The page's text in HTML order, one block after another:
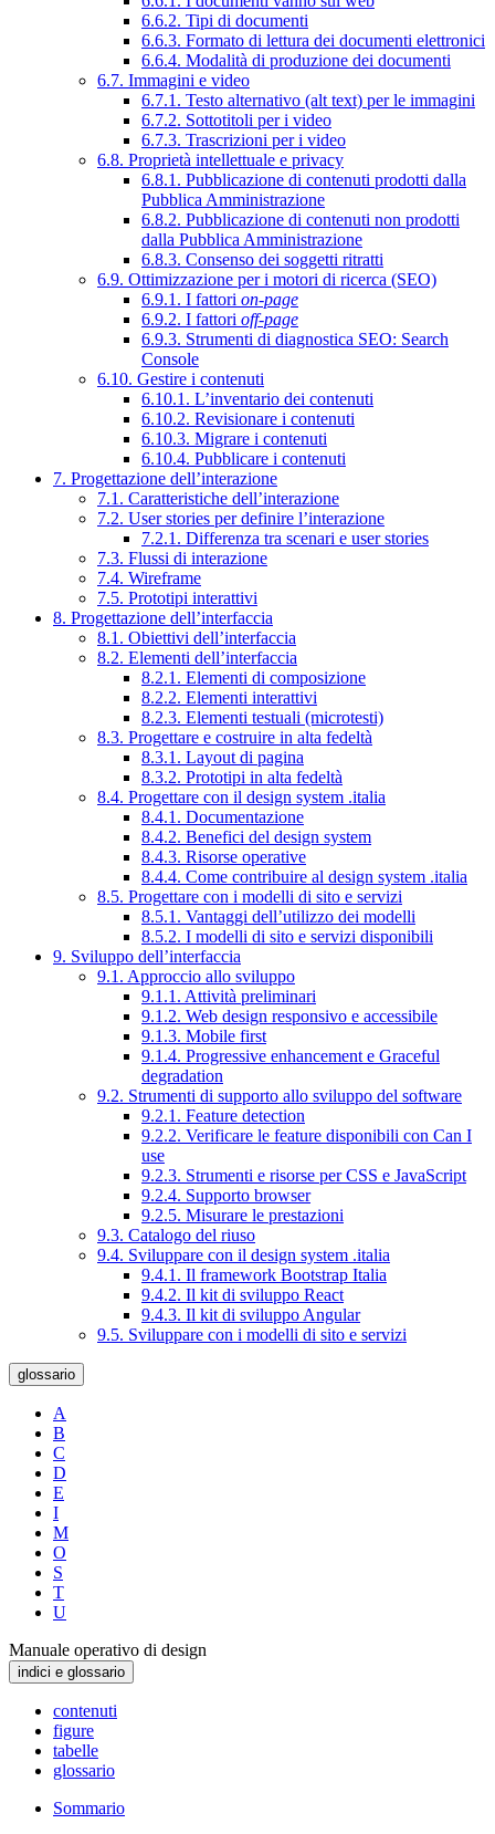
6.6.2. Tipi di documenti
6.6.3. Formato di lettura dei documenti elettronici
6.6.4. Modalità di produzione dei documenti
6.7. Immagini e video
6.7.1. Testo alternativo (alt text) per le immagini
6.7.2. Sottotitoli per i video
6.7.3. Trascrizioni per i video
6.8. Proprietà intellettuale e privacy
6.8.1. Pubblicazione di contenuti prodotti dalla
Pubblica Amministrazione
6.8.2. Pubblicazione di contenuti non prodotti
dalla Pubblica Amministrazione
6.8.3. Consenso dei soggetti ritratti
6.9. Ottimizzazione per i motori di ricerca (SEO)
6.9.1. I fattori on-page
6.9.2. I fattori off-page
6.9.3. Strumenti di diagnostica SEO: Search
Console
6.10. Gestire i contenuti
6.10.1. L’inventario dei contenuti
6.10.2. Revisionare i contenuti
6.10.3. Migrare i contenuti
6.10.4. Pubblicare i contenuti
7. Progettazione dell’interazione
7.1. Caratteristiche dell’interazione
7.2. User stories per definire l’interazione
7.2.1. Differenza tra scenari e user stories
7.3. Flussi di interazione
7.4. Wireframe
7.5. Prototipi interattivi
8. Progettazione dell’interfaccia
8.1. Obiettivi dell’interfaccia
8.2. Elementi dell’interfaccia
8.2.1. Elementi di composizione
8.2.2. Elementi interattivi
8.2.3. Elementi testuali (microtesti)
8.3. Progettare e costruire in alta fedeltà
8.3.1. Layout di pagina
8.3.2. Prototipi in alta fedeltà
8.4. Progettare con il design system .italia
8.4.1. Documentazione
8.4.2. Benefici del design system
8.4.3. Risorse operative
8.4.4. Come contribuire al design system .italia
8.5. Progettare con i modelli di sito e servizi
8.5.1. Vantaggi dell’utilizzo dei modelli
8.5.2. I modelli di sito e servizi disponibili
9. Sviluppo dell’interfaccia
9.1. Approccio allo sviluppo
9.1.1. Attività preliminari
9.1.2. Web design responsivo e accessibile
9.1.3. Mobile first
9.1.4. Progressive enhancement e Graceful
degradation
9.2. Strumenti di supporto allo sviluppo del software
9.2.1. Feature detection
9.2.2. Verificare le feature disponibili con Can I
use
9.2.3. Strumenti e risorse per CSS e JavaScript
9.2.4. Supporto browser
9.2.5. Misurare le prestazioni
9.3. Catalogo del riuso
9.4. Sviluppare con il design system .italia
9.4.1. Il framework Bootstrap Italia
9.4.2. Il kit di sviluppo React
9.4.3. Il kit di sviluppo Angular
9.5. Sviluppare con i modelli di sito e servizi
glossario
A
B
C
D
E
I
M
O
S
T
U
Manuale operativo di design
indici e glossario
contenuti
figure
tabelle
glossario
Sommario